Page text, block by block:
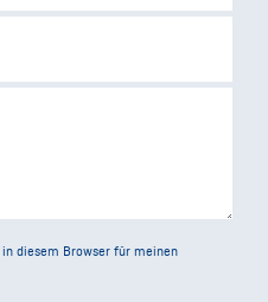
in diesem Browser für meinen